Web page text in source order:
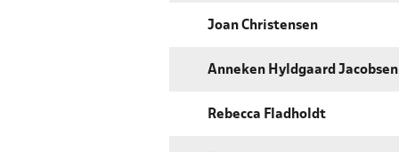
Joan Christensen
Anneken Hyldgaard Jacobsen
Rebecca Fladholdt